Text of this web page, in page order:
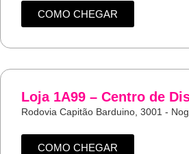
COMO CHEGAR
Loja 1A99 – Centro de
Rodovia Capitão Barduino, 3001 -
COMO CHEGAR